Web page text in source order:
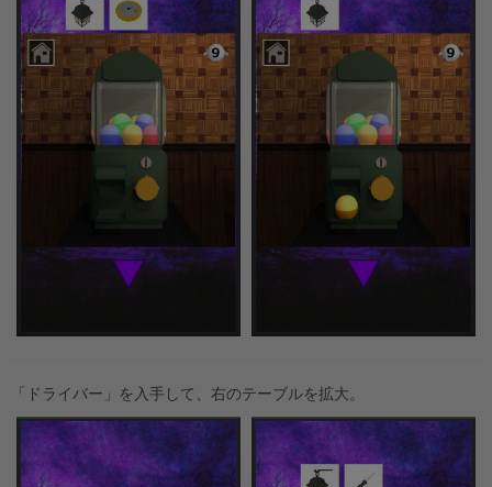
「ドライバー」を入手して、右のテーブルを拡大。